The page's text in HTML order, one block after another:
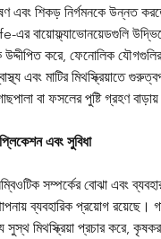
এবং শিকড় নির্গমনকে উন্নত
বায়োফ্ল্যাভোনয়েডগুলি
উদ্দীপিত করে, ফেনোলিক
এবং মাটির মিথস্ক্রিয়াতে
বা ফসলের পুষ্টি গ্রহণ
এবং সুবিধা
সম্পর্কের বোঝা এবং
ব্যবহারিক প্রয়োগ রয়েছে।
সুস্থ মিথস্ক্রিয়া প্রচার করে,